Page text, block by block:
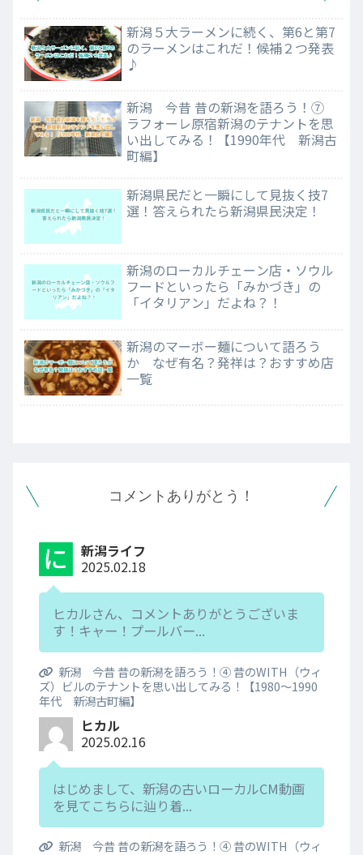
新潟５大ラーメンに続く、第6と第7
のラーメンはこれだ！候補２つ発表
♪
新潟 今昔 昔の新潟を語ろう！⑦
ラフォーレ原宿新潟のテナントを思
い出してみる！【1990年代 新潟古
町編】
新潟県民だと一瞬にして見抜く技7
選！答えられたら新潟県民決定！
新潟のローカルチェーン店・ソウル
フードといったら「みかづき」の
「イタリアン」だよね？！
新潟のマーボー麺について語ろう
か なぜ有名？発祥は？おすすめ店
一覧
コメントありがとう！
新潟ライフ
2025.02.18
ヒカルさん、コメントありがとうございま
す！キャー！プールバー...
新潟 今昔 昔の新潟を語ろう！④ 昔のWITH（ウィ
ズ）ビルのテナントを思い出してみる！【1980～1990
年代 新潟古町編】
ヒカル
2025.02.16
はじめまして、新潟の古いローカルCM動画
を見てこちらに辿り着...
新潟 今昔 昔の新潟を語ろう！④ 昔のWITH（ウィ